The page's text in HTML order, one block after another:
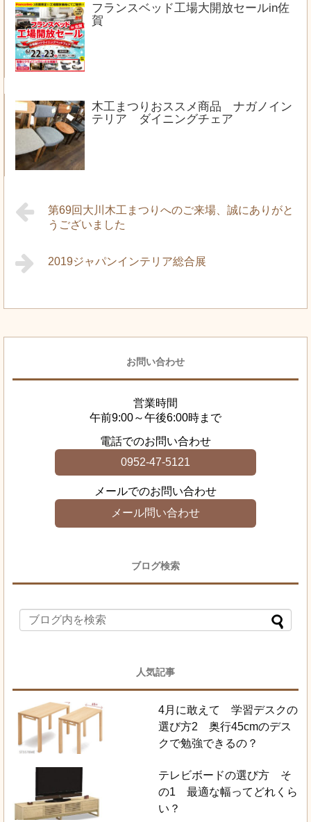
フランスベッド工場大開放セールin佐
賀
木工まつりおススメ商品 ナガノイン
テリア ダイニングチェア
第69回大川木工まつりへのご来場、誠にありがと
うございました
2019ジャパンインテリア総合展
お問い合わせ
営業時間
午前9:00～午後6:00時まで
電話でのお問い合わせ
0952-47-5121
メールでのお問い合わせ
メール問い合わせ
ブログ検索
人気記事
4月に敢えて 学習デスクの
選び方2 奥行45cmのデス
クで勉強できるの？
テレビボードの選び方 そ
の1 最適な幅ってどれくら
い？